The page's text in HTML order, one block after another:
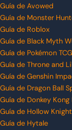
Guía de Avowed
Guía de Monster
Guía de Roblox
Guía de Black Myth
Guía de Pokémon
Guía de Throne and
Guía de Genshin
Guía de Dragon Ball
Guía de Donkey Kong
Guía de Hollow
Guía de Hytale